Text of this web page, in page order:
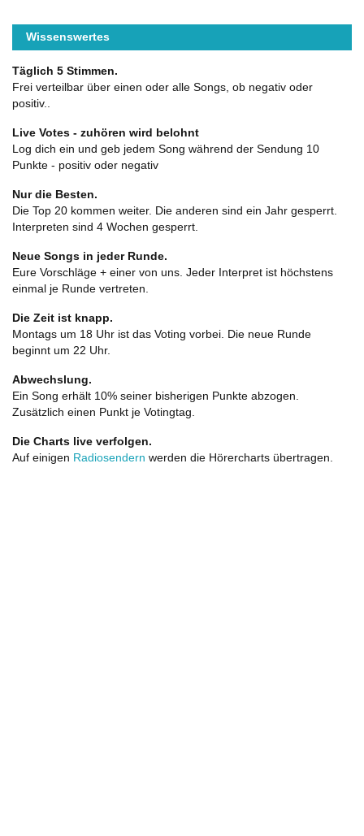
Wissenswertes
Täglich 5 Stimmen.
Frei verteilbar über einen oder alle Songs, ob negativ oder
positiv..
Live Votes - zuhören wird belohnt
Log dich ein und geb jedem Song während der Sendung 10
Punkte - positiv oder negativ
Nur die Besten.
Die Top 20 kommen weiter. Die anderen sind ein Jahr gesperrt.
Interpreten sind 4 Wochen gesperrt.
Neue Songs in jeder Runde.
Eure Vorschläge + einer von uns. Jeder Interpret ist höchstens
einmal je Runde vertreten.
Die Zeit ist knapp.
Montags um 18 Uhr ist das Voting vorbei. Die neue Runde
beginnt um 22 Uhr.
Abwechslung.
Ein Song erhält 10% seiner bisherigen Punkte abzogen.
Zusätzlich einen Punkt je Votingtag.
Die Charts live verfolgen.
Auf einigen Radiosendern werden die Hörercharts übertragen.